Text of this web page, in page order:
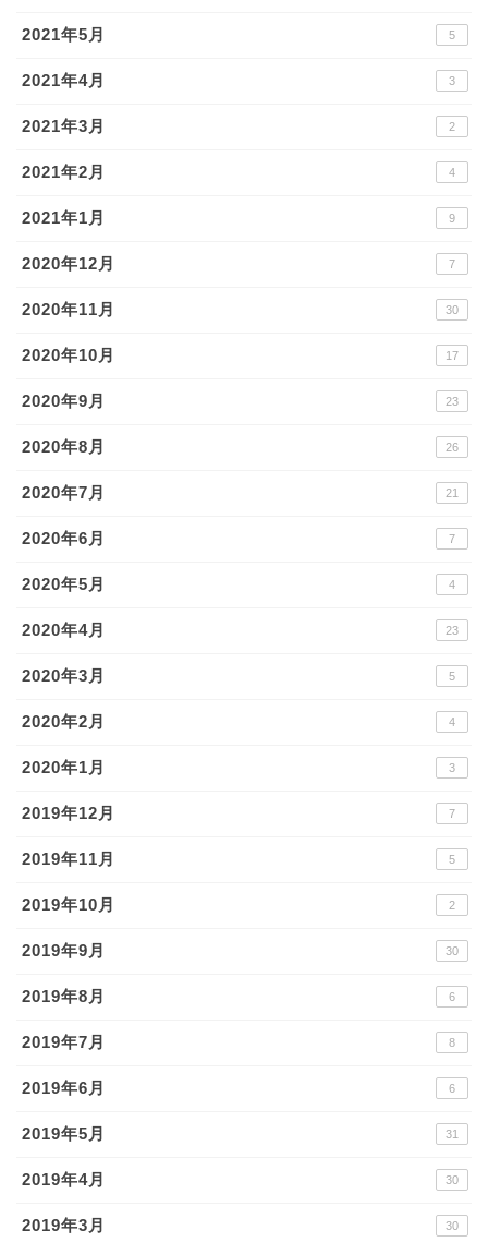
2021年5月 5
2021年4月 3
2021年3月 2
2021年2月 4
2021年1月 9
2020年12月 7
2020年11月 30
2020年10月 17
2020年9月 23
2020年8月 26
2020年7月 21
2020年6月 7
2020年5月 4
2020年4月 23
2020年3月 5
2020年2月 4
2020年1月 3
2019年12月 7
2019年11月 5
2019年10月 2
2019年9月 30
2019年8月 6
2019年7月 8
2019年6月 6
2019年5月 31
2019年4月 30
2019年3月 30